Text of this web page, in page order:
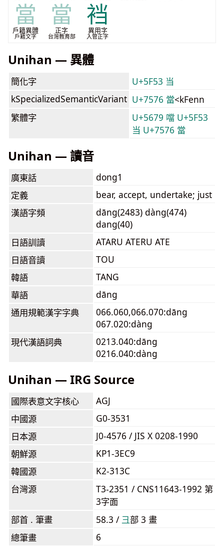
當
戶籍異體
戶籍文字
當
正字
台灣教育部
裆
異用字
入管正字
Unihan — 異體
簡化字
U+5F53 当
kSpecializedSemanticVariant U+7576 當<kFenn
繁體字
U+5679 噹 U+5F53
当 U+7576 當
Unihan — 讀音
廣東話
dong1
定義
bear, accept, undertake; just
漢語字頻
dāng(2483) dàng(474)
dang(40)
日語訓讀
ATARU ATERU ATE
日語音讀
TOU
韓語
TANG
華語
dāng
通用規範漢字字典
066.060,066.070:dāng
067.020:dàng
現代漢語詞典
0213.040:dāng
0216.040:dàng
Unihan — IRG Source
國際表意文字核心
AGJ
中國源
G0-3531
日本源
J0-4576 / JIS X 0208-1990
朝鮮源
KP1-3EC9
韓國源
K2-313C
台灣源
T3-2351 / CNS11643-1992 第
3字面
部首 . 筆畫
58.3 / ⼹部 3 畫
總筆畫
6